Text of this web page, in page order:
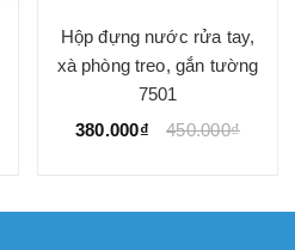
Hộp đựng nước rửa tay,
xà phòng treo, gắn tường
7501
380.000₫
450.000₫